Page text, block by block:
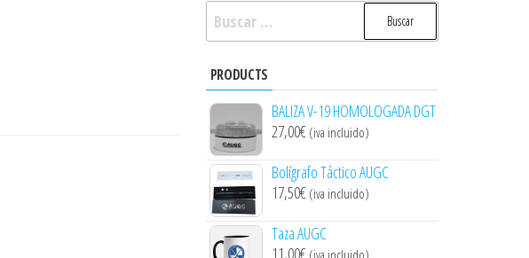
Buscar:
PRODUCTS
BALIZA V-19 HOMOLOGADA DGT
27,00€ (iva incluido)
Bolígrafo Táctico AUGC
17,50€ (iva incluido)
Taza AUGC
11,00€ (iva incluido)